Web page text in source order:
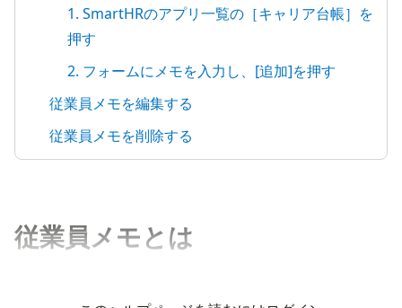
1. SmartHRのアプリ一覧の［キャリア台帳］を
押す
2. フォームにメモを入力し、[追加]を押す
従業員メモを編集する
従業員メモを削除する
従業員メモとは